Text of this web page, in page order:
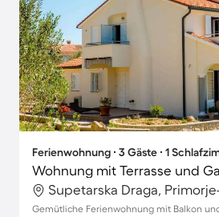
Ferienwohnung ∙ 3 Gäste ∙ 1
Wohnung mit Terrasse und
Supetarska Draga,
Gemütliche Ferienwohnung mit Balkon